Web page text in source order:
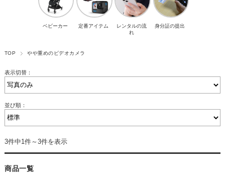
ベビーカー 定番アイテム
レンタルの流
れ
身分証の提出
TOP やや重めのビデオカメラ
表示切替：
並び順：
3件中1件～3件を表示
商品一覧